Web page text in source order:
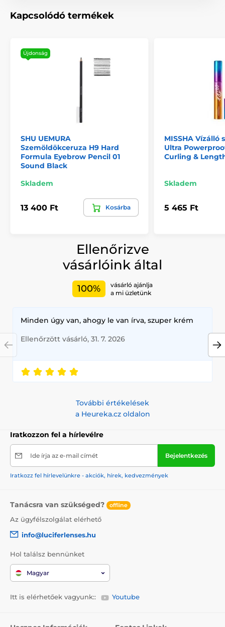
Kapcsolódó termékek
Újdonság
SHU UEMURA
Szemöldökceruza H9 Hard
Formula Eyebrow Pencil 01
Sound Black
Skladem
13 400 Ft Kosárba
MISSHA Vízálló
Ultra
Curling &
Skladem
5 465 Ft
Ellenőrizve
vásárlóink által
100%
vásárló ajánlja
a mi üzletünk
Minden úgy van, ahogy le van írva, szuper krém
Ellenőrzött vásárló, 31. 7. 2026
További értékelések
a Heureka.cz oldalon
Iratkozzon fel a hírlevélre
Ide írja az e-mail címét Bejelentkezés
Iratkozz fel hírlevelünkre - akciók, hírek, kedvezmények
Tanácsra van szükséged? offline
Az ügyfélszolgálat elérhető
info@luciferlenses.hu
Hol találsz bennünket
Magyar
Itt is elérhetőek vagyunk:: Youtube